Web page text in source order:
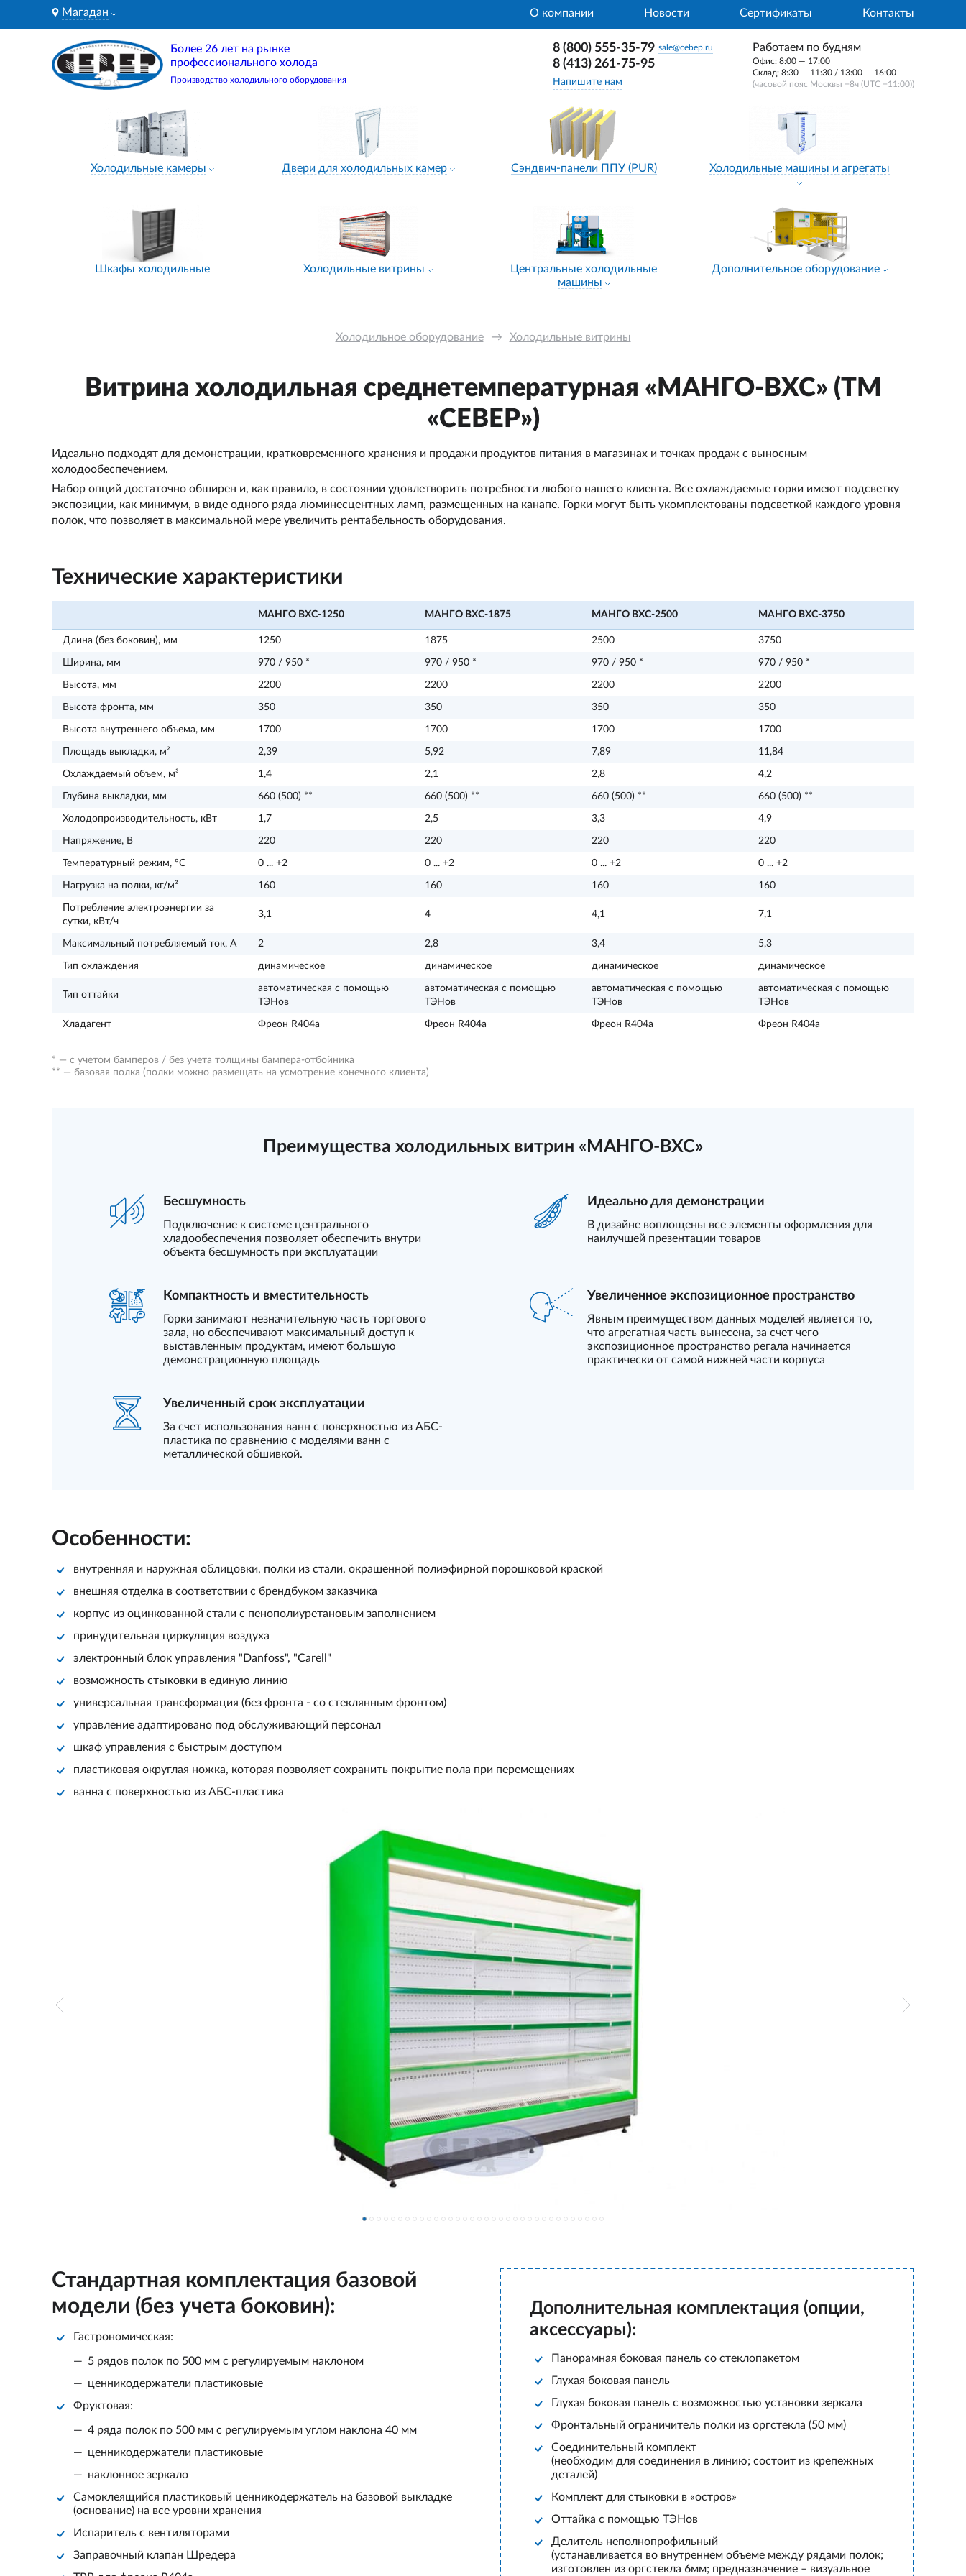
Магадан О компании Новости Сертификаты Контакты
Более 26 лет на рынке
профессионального холода
Производство холодильного оборудования
8 (800) 555-35-79 sale@cebep.ru
8 (413) 261-75-95
Напишите нам
Работаем по будням
Офис: 8:00 — 17:00
Склад: 8:30 — 11:30 / 13:00 — 16:00
(часовой пояс Москвы +8ч (UTC +11:00))
Холодильные камеры Двери для холодильных камер Сэндвич-панели ППУ (PUR) Холодильные машины и агрегаты
Шкафы холодильные Холодильные витрины
Центральные холодильные
машины
Дополнительное оборудование
Холодильное оборудование → Холодильные витрины
Витрина холодильная среднетемпературная «МАНГО-ВХС» (ТМ
«СЕВЕР»)
Идеально подходят для демонстрации, кратковременного хранения и продажи продуктов питания в магазинах и точках продаж с выносным
холодообеспечением.
Набор опций достаточно обширен и, как правило, в состоянии удовлетворить потребности любого нашего клиента. Все охлаждаемые горки имеют подсветку
экспозиции, как минимум, в виде одного ряда люминесцентных ламп, размещенных на канапе. Горки могут быть укомплектованы подсветкой каждого уровня
полок, что позволяет в максимальной мере увеличить рентабельность оборудования.
Технические характеристики
МАНГО ВХС-1250 МАНГО ВХС-1875 МАНГО ВХС-2500 МАНГО ВХС-3750
Длина (без боковин), мм 1250 1875 2500 3750
Ширина, мм 970 / 950 * 970 / 950 * 970 / 950 * 970 / 950 *
Высота, мм 2200 2200 2200 2200
Высота фронта, мм 350 350 350 350
Высота внутреннего объема, мм 1700 1700 1700 1700
Площадь выкладки, м² 2,39 5,92 7,89 11,84
Охлаждаемый объем, м³ 1,4 2,1 2,8 4,2
Глубина выкладки, мм 660 (500) ** 660 (500) ** 660 (500) ** 660 (500) **
Холодопроизводительность, кВт 1,7 2,5 3,3 4,9
Напряжение, В 220 220 220 220
Температурный режим, ºС 0 ... +2 0 ... +2 0 ... +2 0 ... +2
Нагрузка на полки, кг/м² 160 160 160 160
Потребление электроэнергии за
сутки, кВт/ч
3,1 4 4,1 7,1
Максимальный потребляемый ток, А 2 2,8 3,4 5,3
Тип охлаждения динамическое динамическое динамическое динамическое
Тип оттайки
автоматическая с помощью
ТЭНов
автоматическая с помощью
ТЭНов
автоматическая с помощью
ТЭНов
автоматическая с помощью
ТЭНов
Хладагент Фреон R404a Фреон R404a Фреон R404a Фреон R404a
* — с учетом бамперов / без учета толщины бампера-отбойника
** — базовая полка (полки можно размещать на усмотрение конечного клиента)
Преимущества холодильных витрин «МАНГО-ВХС»
Бесшумность
Подключение к системе центрального
хладообеспечения позволяет обеспечить внутри
объекта бесшумность при эксплуатации
Идеально для демонстрации
В дизайне воплощены все элементы оформления для
наилучшей презентации товаров
Компактность и вместительность
Горки занимают незначительную часть торгового
зала, но обеспечивают максимальный доступ к
выставленным продуктам, имеют большую
демонстрационную площадь
Увеличенное экспозиционное пространство
Явным преимуществом данных моделей является то,
что агрегатная часть вынесена, за счет чего
экспозиционное пространство регала начинается
практически от самой нижней части корпуса
Увеличенный срок эксплуатации
За счет использования ванн с поверхностью из АБС-
пластика по сравнению с моделями ванн с
металлической обшивкой.
Особенности:
внутренняя и наружная облицовки, полки из стали, окрашенной полиэфирной порошковой краской
внешняя отделка в соответствии с брендбуком заказчика
корпус из оцинкованной стали с пенополиуретановым заполнением
принудительная циркуляция воздуха
электронный блок управления "Danfoss", "Carell"
возможность стыковки в единую линию
универсальная трансформация (без фронта - со стеклянным фронтом)
управление адаптировано под обслуживающий персонал
шкаф управления с быстрым доступом
пластиковая округлая ножка, которая позволяет сохранить покрытие пола при перемещениях
ванна с поверхностью из АБС-пластика
Стандартная комплектация базовой
модели (без учета боковин):
Гастрономическая:
5 рядов полок по 500 мм с регулируемым наклоном
ценникодержатели пластиковые
Фруктовая:
4 ряда полок по 500 мм с регулируемым углом наклона 40 мм
ценникодержатели пластиковые
наклонное зеркало
Самоклеящийся пластиковый ценникодержатель на базовой выкладке
(основание) на все уровни хранения
Испаритель с вентиляторами
Заправочный клапан Шредера
Дополнительная комплектация (опции,
аксессуары):
Панорамная боковая панель со стеклопакетом
Глухая боковая панель
Глухая боковая панель с возможностью установки зеркала
Фронтальный ограничитель полки из оргстекла (50 мм)
Соединительный комплект
(необходим для соединения в линию; состоит из крепежных
деталей)
Комплект для стыковки в «остров»
Оттайка с помощью ТЭНов
Делитель неполнопрофильный
(устанавливается во внутреннем объеме между рядами полок;
изготовлен из оргстекла 6мм; предназначение – визуальное